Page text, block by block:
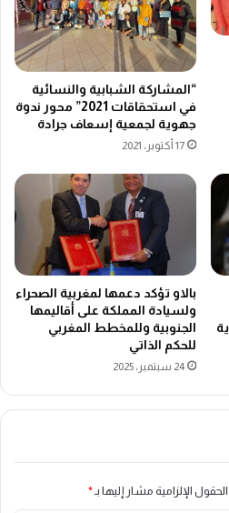
“المشاركة الشبابية والنسائية
في استحقاقات 2021” محور ندوة
جهوية لجمعية إسعاف جرادة
17 أكتوبر، 2021
بالاو تؤكد دعمها لمغربية الصحراء
ولسيادة المملكة على أقاليمها
الجنوبية وللمخطط المغربي
للحكم الذاتي
24 سبتمبر، 2025
الحقول الإلزامية مشار إليها بـ*